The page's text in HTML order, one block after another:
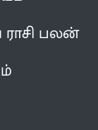
பலன்